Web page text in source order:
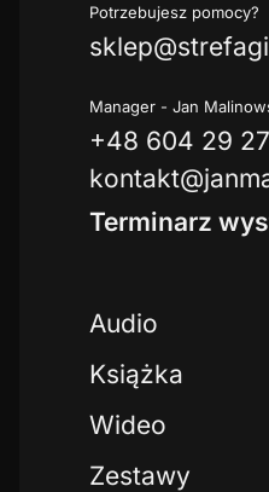
Terminarz
Audio
Książka
Wideo
Zestawy
Potrzebujesz pomocy?
Manager - Jan
+48 604 29